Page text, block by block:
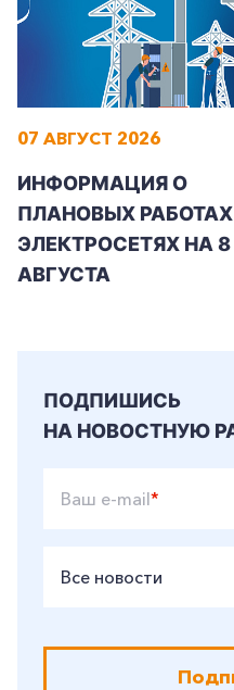
+7-800-700-24-57
Частным клиентам
Корпоративным
07 АВГУСТ 2026
ИНФОРМАЦИЯ О
ПЛАНОВЫХ РАБОТАХ
ЭЛЕКТРОСЕТЯХ НА 8
АВГУСТА
ПОДПИШИСЬ
НА НОВОСТНУЮ
Ваш e-mail*
Все новости